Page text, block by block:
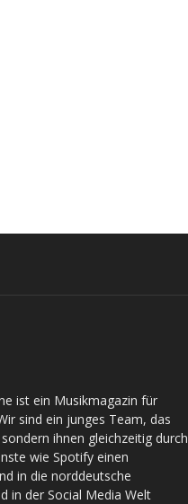
ist ein Musikmagazin für
sind ein junges Team, das
ihnen gleichzeitig durch
wie Spotify einen
in die norddeutsche
in der Social Media Welt